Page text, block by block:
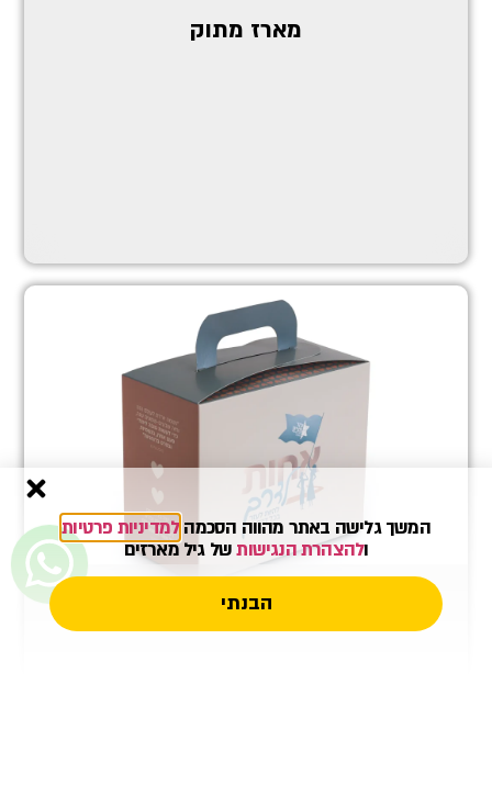
מארז מתוק
המשך גלישה באתר מהווה הסכמה למדיניות פרטיות
ולהצהרת הנגישותשל גיל מארזים
הבנתי